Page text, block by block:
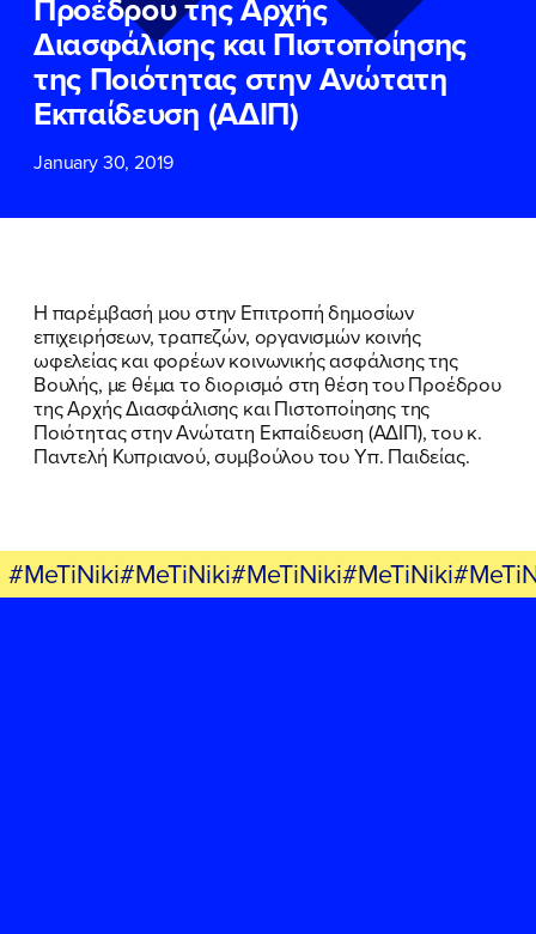
ΠΟΙΑ ΕΙΜΑΙ
ΕΡΓΟ
ΝΕΑ
ΕΛΑ ΚΙ ΕΣΥ
Διασφάλισης και Πιστοποίησης
της Ποιότητας στην Ανώτατη
Εκπαίδευση (ΑΔΙΠ)
January 30, 2019
Η παρέμβασή μου στην Επιτροπή δημοσίων
επιχειρήσεων, τραπεζών, οργανισμών κοινής
ωφελείας και φορέων κοινωνικής ασφάλισης της
Βουλής, με θέμα το διορισμό στη θέση του Προέδρου
της Αρχής Διασφάλισης και Πιστοποίησης της
Ποιότητας στην Ανώτατη Εκπαίδευση (ΑΔΙΠ), του κ.
Παντελή Κυπριανού, συμβούλου του Υπ. Παιδείας.
ΕΠΙΘΕΤΟ*
ΤΗΛΕΦΩΝΟ*
EMAIL
Δεδομένων
και τους τους
Όρους
Χρήσηςτου δικτυακού τόπου του
Πολιτικού Γραφείου της Βουλευτού
Νίκης Κεραμέως
ΥΠΟΒΟΛΗ
ΕΠΙΘΕΤΟ*
ΤΗΛΕΦΩΝΟ
EMAIL
Δεδομένων
και τους τους
Όρους
Χρήσηςτου δικτυακού τόπου του
Πολιτικού Γραφείου της Βουλευτού
Νίκης Κεραμέως
ΥΠΟΒΟΛΗ